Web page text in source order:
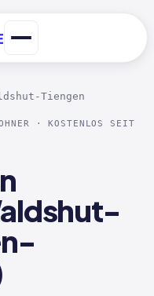
Tiengen
· KOSTENLOS SEIT